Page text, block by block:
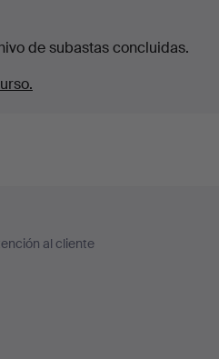
de subastas concluidas.
al cliente